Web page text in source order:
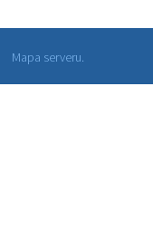
Mapa serveru.